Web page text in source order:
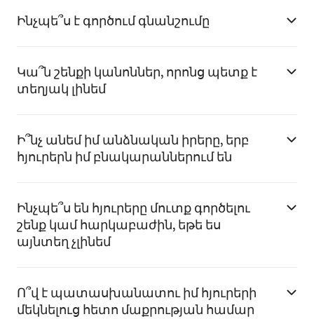
Ինչպե՞ս է գործում գնանշումը
Կա՞ն շենքի կանոններ, որոնց պետք է
տեղյակ լինեմ
Ի՞նչ անեմ իմ անձնական իրերը, երբ
հյուրերն իմ բնակարաններում են
Ինչպե՞ս են հյուրերը մուտք գործելու
շենք կամ հարկաբաժին, եթե ես
այնտեղ չլինեմ
Ո՞վ է պատասխանատու իմ հյուրերի
մեկնելուց հետո մաքրության համար